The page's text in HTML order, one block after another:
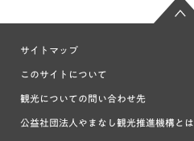
サイトマップ
このサイトについて
観光についての問い合わせ先
公益社団法人やまなし観光推進機構とは